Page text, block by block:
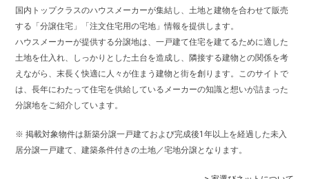
国内トップクラスのハウスメーカーが集結し、土地と建物を合わせて販売
する「分譲住宅」「注文住宅用の宅地」情報を提供します。
ハウスメーカーが提供する分譲地は、一戸建て住宅を建てるために適した
土地を仕入れ、しっかりとした土台を造成し、隣接する建物との関係を考
えながら、末長く快適に人々が住まう建物と街を創ります。このサイトで
は、長年にわたって住宅を供給しているメーカーの知識と想いが詰まった
分譲地をご紹介しています。
※ 掲載対象物件は新築分譲一戸建ておよび完成後1年以上を経過した未入
居分譲一戸建て、建築条件付きの土地／宅地分譲となります。